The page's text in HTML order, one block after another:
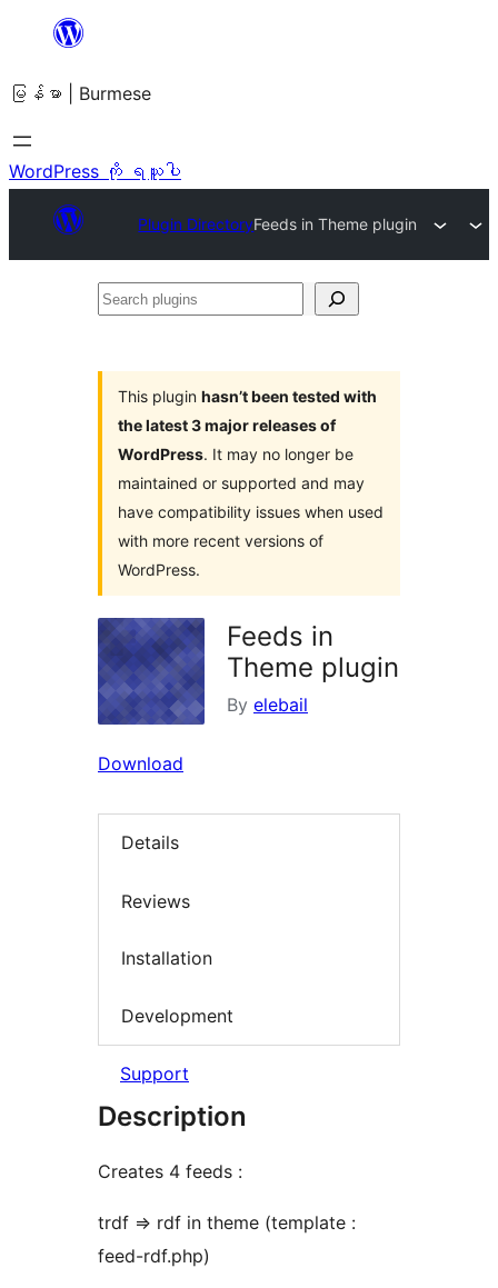
အကြောင်းအရာ
ကျော်သွား
ရန်
မြန်မာ | Burmese
WordPress ကို ရယူပါ
Plugin DirectoryFeeds in Theme plugin
Search
This plugin hasn’t been tested with
the latest 3 major releases of
WordPress. It may no longer be
maintained or supported and may
have compatibility issues when used
with more recent versions of
WordPress.
Feeds in
Theme plugin
By elebail
Download
Details
Reviews
Installation
Development
Support
Description
Creates 4 feeds :
trdf => rdf in theme (template :
feed-rdf.php)